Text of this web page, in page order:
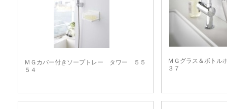
ＭＧカバー付きソープトレー タワー ５５
５４
ＭＧグラス＆ボト
３７